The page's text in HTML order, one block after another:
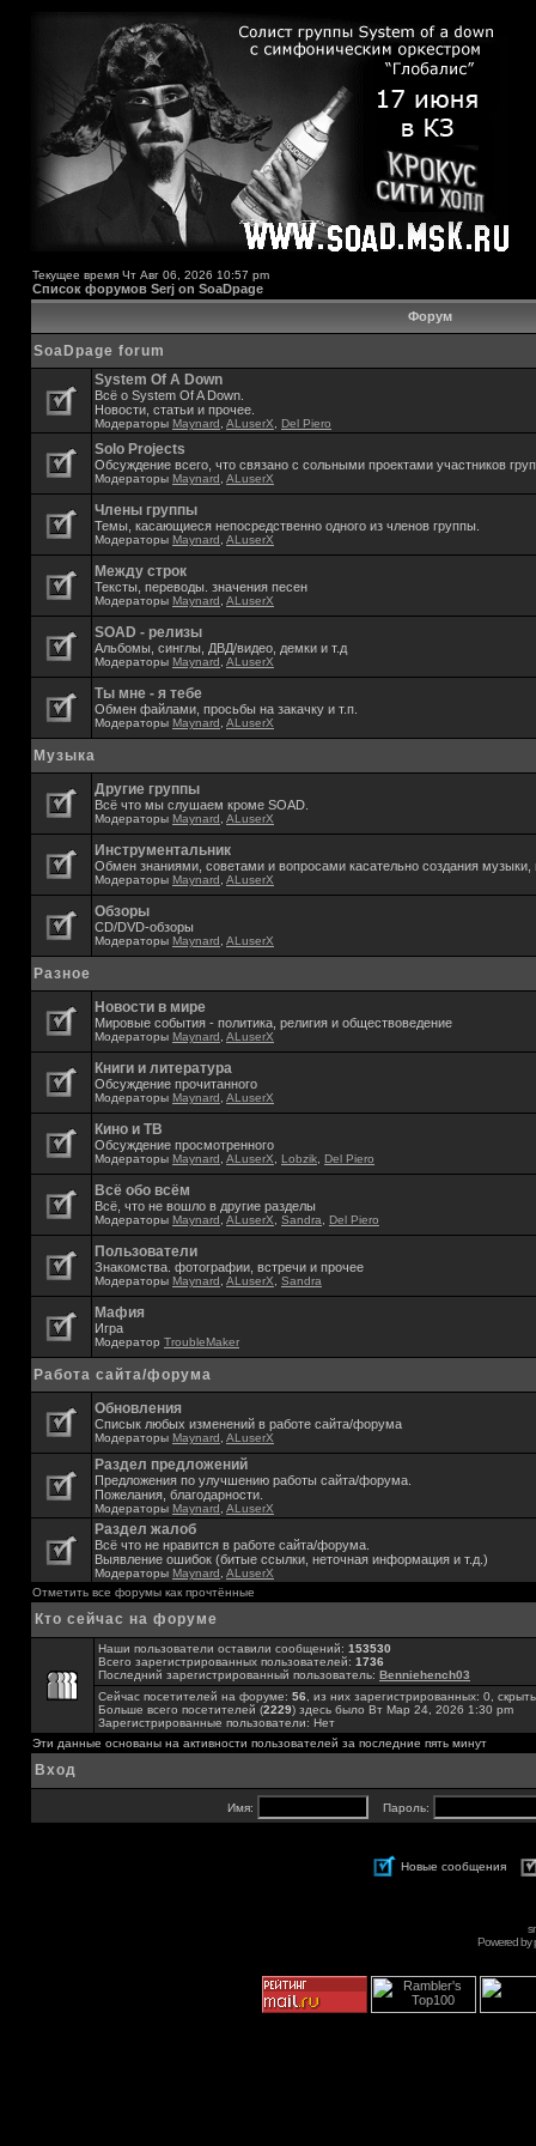
Текущее время Чт Авг 06, 2026 10:57 pm
Список форумов Serj on SoaDpage
Форум
SoaDpage forum
System Of A Down
Всё о System Of A Down.
Новости, статьи и прочее.
Модераторы Maynard ALuserX Del Piero
Solo Projects
Обсуждение всего, что связано с сольными проектами участников
Модераторы Maynard ALuserX
Члены группы
Темы, касающиеся непосредственно одного из членов группы.
Модераторы Maynard ALuserX
Между строк
Тексты, переводы. значения песен
Модераторы Maynard ALuserX
SOAD - релизы
Альбомы, синглы, ДВД/видео, демки и т.д
Модераторы Maynard ALuserX
Ты мне - я тебе
Обмен файлами, просьбы на закачку и т.п.
Модераторы Maynard ALuserX
Музыка
Другие группы
Всё что мы слушаем кроме SOAD.
Модераторы Maynard ALuserX
Инструментальник
Обмен знаниями, советами и вопросами касательно создания музыки,
Модераторы Maynard ALuserX
Обзоры
CD/DVD-обзоры
Модераторы Maynard ALuserX
Разное
Новости в мире
Мировые события - политика, религия и обществоведение
Модераторы Maynard ALuserX
Книги и литература
Обсуждение прочитанного
Модераторы Maynard ALuserX
Кино и ТВ
Обсуждение просмотренного
Модераторы Maynard ALuserX Lobzik Del Piero
Всё обо всём
Всё, что не вошло в другие разделы
Модераторы Maynard ALuserX Sandra Del Piero
Пользователи
Знакомства. фотографии, встречи и прочее
Модераторы Maynard ALuserX Sandra
Мафия
Игра
Модератор TroubleMaker
Работа сайта/форума
Обновления
Списык любых изменений в работе сайта/форума
Модераторы Maynard ALuserX
Раздел предложений
Предложения по улучшению работы сайта/форума.
Пожелания, благодарности.
Модераторы Maynard ALuserX
Раздел жалоб
Всё что не нравится в работе сайта/форума.
Выявление ошибок (битые ссылки, неточная информация и т.д.)
Модераторы Maynard ALuserX
Отметить все форумы как прочтённые
Кто сейчас на форуме
Наши пользователи оставили сообщений: 153530
Всего зарегистрированных пользователей: 1736
Последний зарегистрированный пользователь: Benniehench03
Сейчас посетителей на форуме: 56 , из них зарегистрированных: 0,
Больше всего посетителей (2229) здесь было Вт Мар 24, 2026 1:30 pm
Зарегистрированные пользователи: Нет
Эти данные основаны на активности пользователей за последние пять минут
Вход
Имя: Пароль:
Новые сообщения
Powered by